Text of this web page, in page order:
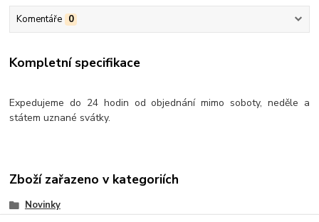
Komentáře 0
Kompletní specifikace
Expedujeme do 24 hodin od objednání mimo soboty, neděle a
státem uznané svátky.
Zboží zařazeno v kategoriích
Novinky